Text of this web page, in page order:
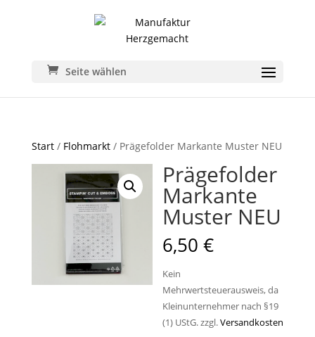
Seite wählen
Start/ Flohmarkt/ Prägefolder Markante Muster NEU
Prägefolder
Markante
Muster NEU
6,50€
Kein
Mehrwertsteuerausweis, da
Kleinunternehmer nach §19
(1) UStG.zzgl.Versandkosten